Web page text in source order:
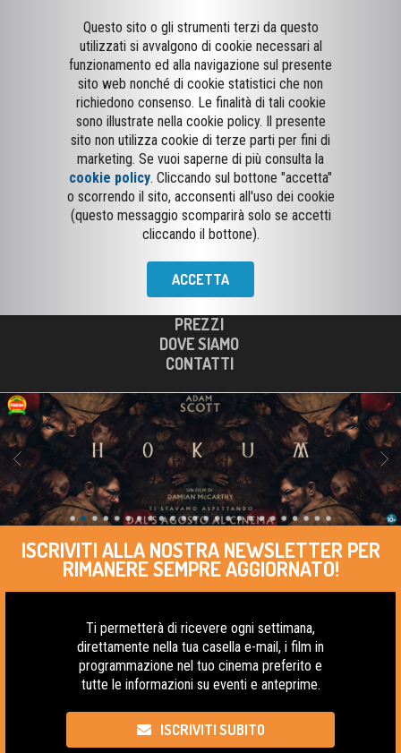
Questo sito o gli strumenti terzi da questo
utilizzati si avvalgono di cookie necessari al
funzionamento ed alla navigazione sul presente
sito web nonché di cookie statistici che non
richiedono consenso. Le finalità di tali cookie
sono illustrate nella cookie policy. Il presente
sito non utilizza cookie di terze parti per fini di
marketing. Se vuoi saperne di più consulta la
cookie policy. Cliccando sul bottone "accetta"
o scorrendo il sito, acconsenti all'uso dei cookie
(questo messaggio scomparirà solo se accetti
cliccando il bottone).
ACCETTA
SINALUNGA
PROGRAMMAZIONE
PREZZI
DOVE SIAMO
CONTATTI
ISCRIVITI ALLA NOSTRA NEWSLETTER PER
RIMANERE SEMPRE AGGIORNATO!
Ti permetterà di ricevere ogni settimana,
direttamente nella tua casella e-mail, i film in
programmazione nel tuo cinema preferito e
tutte le informazioni su eventi e anteprime.
ISCRIVITI SUBITO